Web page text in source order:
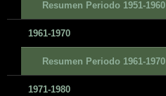
Resumen Periodo 1951-1960
1961-1970
Resumen Periodo 1961-1970
1971-1980